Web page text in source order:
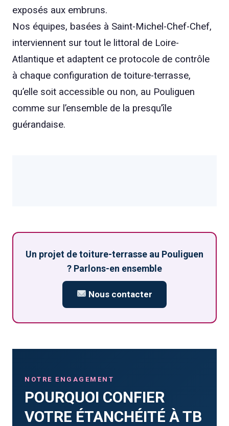
exposés aux embruns.
Nos équipes, basées à Saint-Michel-Chef-Chef,
interviennent sur tout le littoral de Loire-
Atlantique et adaptent ce protocole de contrôle
à chaque configuration de toiture-terrasse,
qu’elle soit accessible ou non, au Pouliguen
comme sur l’ensemble de la presqu’île
guérandaise.
Un projet de toiture-terrasse au Pouliguen
? Parlons-en ensemble
Nous contacter
NOTRE ENGAGEMENT
POURQUOI CONFIER
VOTRE ÉTANCHÉITÉ À TB